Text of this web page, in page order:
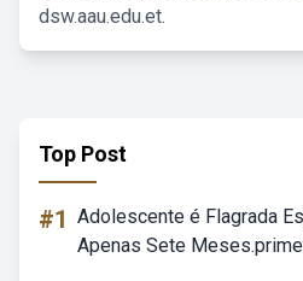
dsw.aau.edu.et.
Top Post
#1 Adolescente é Flagrada
Apenas Sete